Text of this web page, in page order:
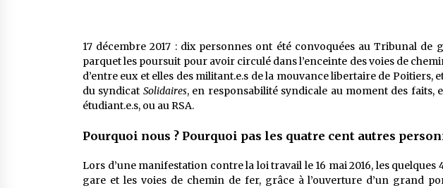
17 décembre 2017 : dix personnes ont été convoquées au Tribunal de
parquet les poursuit pour avoir circulé dans l’enceinte des voies de
d’entre eux et elles des militant.e.s de la mouvance libertaire de Poitiers,
du syndicat Solidaires, en responsabilité syndicale au moment des faits,
étudiant.e.s, ou au RSA.
Pourquoi nous ? Pourquoi pas les quatre cent autres
Lors d’une manifestation contre la loi travail le 16 mai 2016, les
gare et les voies de chemin de fer, grâce à l’ouverture d’un grand